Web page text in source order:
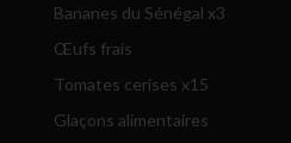
Bananes du Sénégal x3
Œufs frais
Tomates cerises x15
Glaçons alimentaires